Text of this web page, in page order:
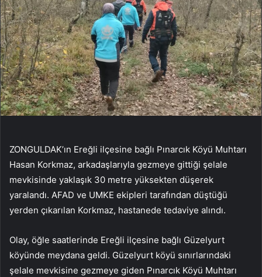
ZONGULDAK’ın Ereğli ilçesine bağlı Pınarcık Köyü Muhtarı
Hasan Korkmaz, arkadaşlarıyla gezmeye gittiği şelale
mevkisinde yaklaşık 30 metre yüksekten düşerek
yaralandı. AFAD ve UMKE ekipleri tarafından düştüğü
yerden çıkarılan Korkmaz, hastanede tedaviye alındı.
Olay, öğle saatlerinde Ereğli ilçesine bağlı Güzelyurt
köyünde meydana geldi. Güzelyurt köyü sınırlarındaki
şelale mevkisine gezmeye giden Pınarcık Köyü Muhtarı